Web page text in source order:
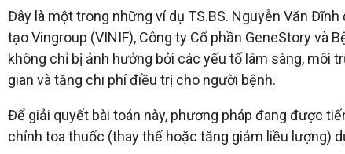
Đây là một trong những ví dụ TS.BS. Nguyễn Văn
tạo Vingroup (VINIF), Công ty Cổ phần GeneStory và
không chỉ bị ảnh hưởng bởi các yếu tố lâm sàng, môi
gian và tăng chi phí điều trị cho người bệnh.
Để giải quyết bài toán này, phương pháp đang được
chỉnh toa thuốc (thay thế hoặc tăng giảm liều lượng)